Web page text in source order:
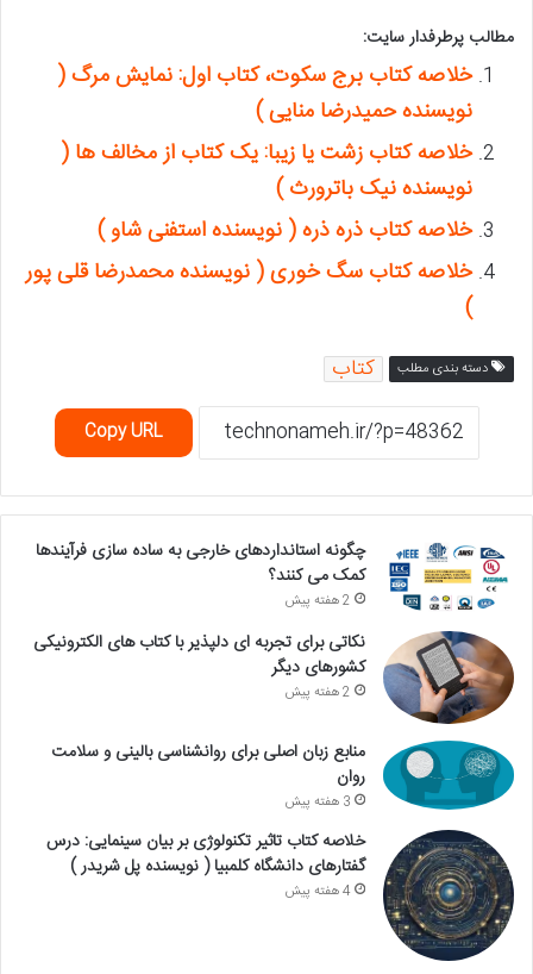
مطالب پرطرفدار سایت:
خلاصه کتاب برج سکوت، کتاب اول: نمایش مرگ (
نویسنده حمیدرضا منایی )
خلاصه کتاب زشت یا زیبا: یک کتاب از مخالف ها (
نویسنده نیک باترورث )
خلاصه کتاب ذره ذره ( نویسنده استفنی شاو )
خلاصه کتاب سگ خوری ( نویسنده محمدرضا قلی پور
)
دسته بندی مطلب کتاب
Copy URL
چگونه استانداردهای خارجی به ساده سازی فرآیندها
کمک می کنند؟
2 هفته پیش
نکاتی برای تجربه ای دلپذیر با کتاب های الکترونیکی
کشورهای دیگر
2 هفته پیش
منابع زبان اصلی برای روانشناسی بالینی و سلامت
روان
3 هفته پیش
خلاصه کتاب تاثیر تکنولوژی بر بیان سینمایی: درس
گفتارهای دانشگاه کلمبیا ( نویسنده پل شریدر )
4 هفته پیش